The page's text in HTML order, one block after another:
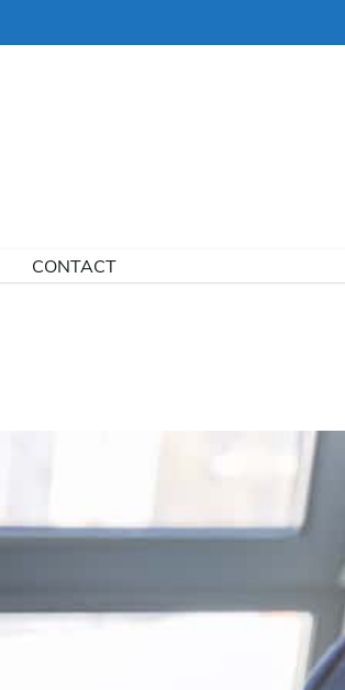
CONTACT